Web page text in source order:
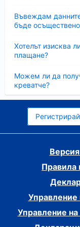
Въвеждам
бъде
Хотелът изисква
плащане?
Можем ли да
креватче?
Правила
Управление
Управление